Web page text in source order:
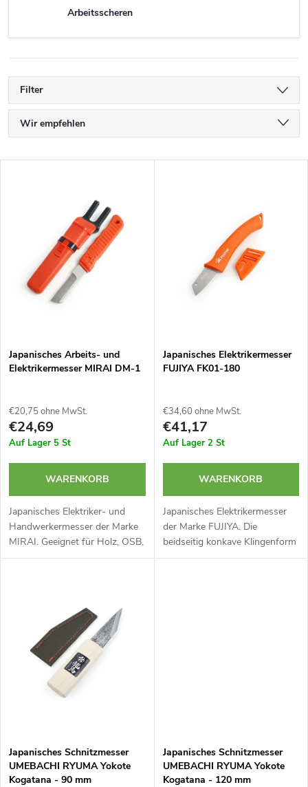
Arbeitsscheren
Filter
P
r
s
o
r
t
i
e
Wir empfehlen
Alphabetisch
d
e
r
P
o
d
Japanisches Arbeits- und
Elektrikermesser MIRAI DM-1
€20,75 ohne MwSt.
€24,69
Auf Lager 5 St
WARENKORB
Japanisches Elektriker- und
Handwerkermesser der Marke
MIRAI. Geeignet für Holz, OSB,
Spanplatten, Abisolieren von
Japanisches Elektrikermesser
FUJIYA FK01-180
€34,60 ohne MwSt.
€41,17
Auf Lager 2 St
WARENKORB
Japanisches Elektrikermesser
der Marke FUJIYA. Die
beidseitig konkave Klingenform
ist ideal zum Abisolieren von
Japanisches Schnitzmesser
UMEBACHI RYUMA Yokote
Kogatana - 90 mm
Japanisches Schnitzmesser
UMEBACHI RYUMA Yokote
Kogatana - 120 mm